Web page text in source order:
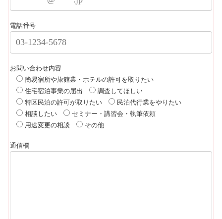
電話番号
お問い合わせ内容
簡易宿所や旅館業・ホテルの許可を取りたい
住宅宿泊事業の届出
調査してほしい
特区民泊の許可が取りたい
民泊代行業をやりたい
相談したい
セミナー・講習会・執筆依頼
用途変更の相談
その他
通信欄